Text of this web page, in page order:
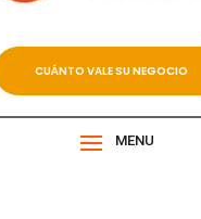
CUÁNTO VALE SU NEGOCIO
MENU